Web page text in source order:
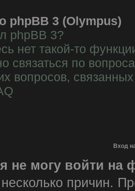
phpBB 3 (Olympus)
phpBB 3?
нет такой-то
связаться по
вопросов,
Вход
не могу войти на
причин.